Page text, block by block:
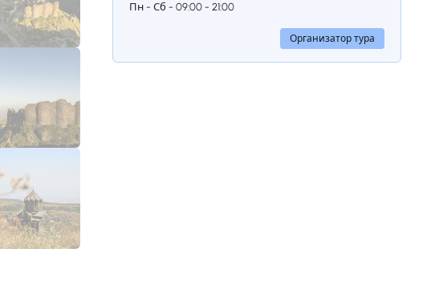
Пн - Сб - 09:00 - 21:00
Организатор тура